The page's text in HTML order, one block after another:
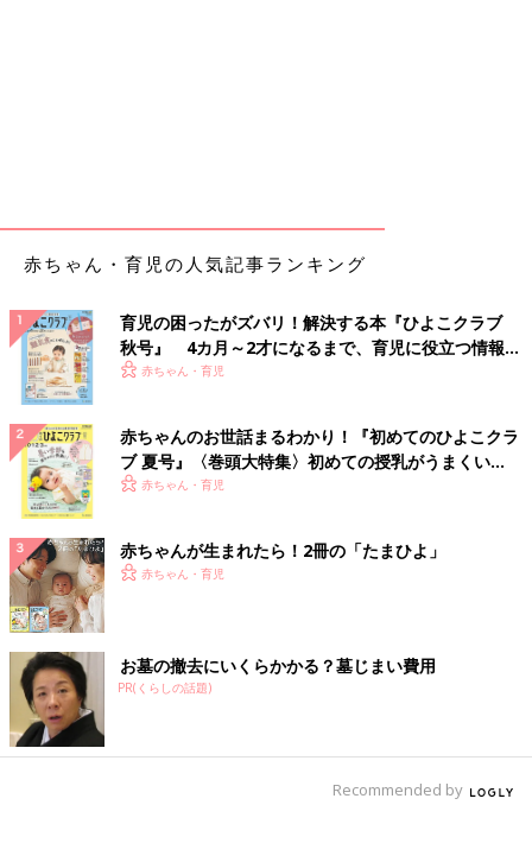
赤ちゃん・育児の人気記事ランキング
育児の困ったがズバリ！解決する本『ひよこクラブ
秋号』 4カ月～2才になるまで、育児に役立つ情報が
いっぱい！
赤ちゃん・育児
赤ちゃんのお世話まるわかり！『初めてのひよこクラ
ブ 夏号』〈巻頭大特集〉初めての授乳がうまくい
く！ おっぱい・ミルクの基本と夏のトラブル 解決テ
赤ちゃん・育児
赤ちゃんが生まれたら！2冊の「たまひよ」
赤ちゃん・育児
お墓の撤去にいくらかかる？墓じまい費用
PR(くらしの話題)
Recommended by